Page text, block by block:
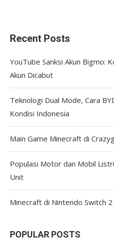
Recent Posts
YouTube Sanksi Akun Bigmo:
Akun Dicabut
Teknologi Dual Mode, Cara
Kondisi Indonesia
Main Game Minecraft di
Populasi Motor dan Mobil
Unit
Minecraft di Nintendo Switch
POPULAR POSTS